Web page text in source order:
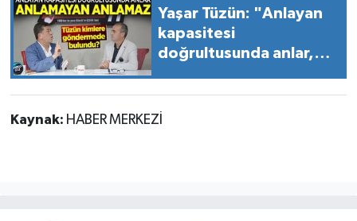
Yaşar Tüzün: "Anlayan
kapasitesi
doğrultusunda anlar,
Kaynak: HABER MERKEZİ